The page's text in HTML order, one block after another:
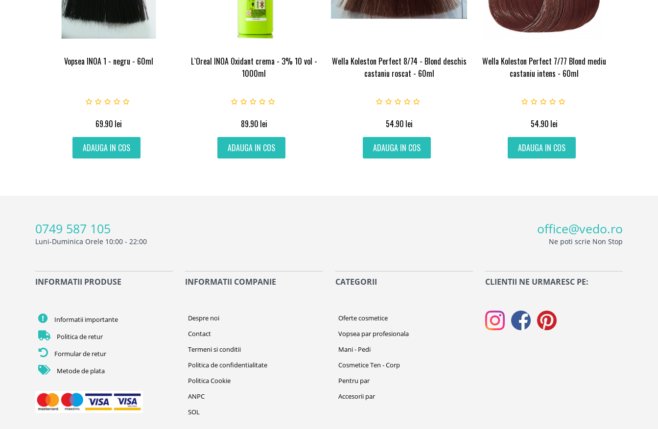
Vopsea INOA 1 - negru - 60ml
69.90 lei
ADAUGA IN COS
L`Oreal INOA Oxidant crema - 3% 10 vol -
1000ml
89.90 lei
ADAUGA IN COS
Wella Koleston Perfect 8/74 - Blond deschis
castaniu roscat - 60ml
54.90 lei
ADAUGA IN COS
Wella Koleston Perfect 7/77 Blond mediu
castaniu intens - 60ml
54.90 lei
ADAUGA IN COS
0749 587 105
Luni-Duminica Orele 10:00 - 22:00
office@vedo.ro
Ne poti scrie Non Stop
INFORMATII PRODUSE
Informatii importante
Politica de retur
Formular de retur
Metode de plata
INFORMATII COMPANIE
Despre noi
Contact
Termeni si conditii
Politica de confidentialitate
Politica Cookie
ANPC
SOL
CATEGORII
Oferte cosmetice
Vopsea par profesionala
Mani - Pedi
Cosmetice Ten - Corp
Pentru par
Accesorii par
CLIENTII NE URMARESC PE: